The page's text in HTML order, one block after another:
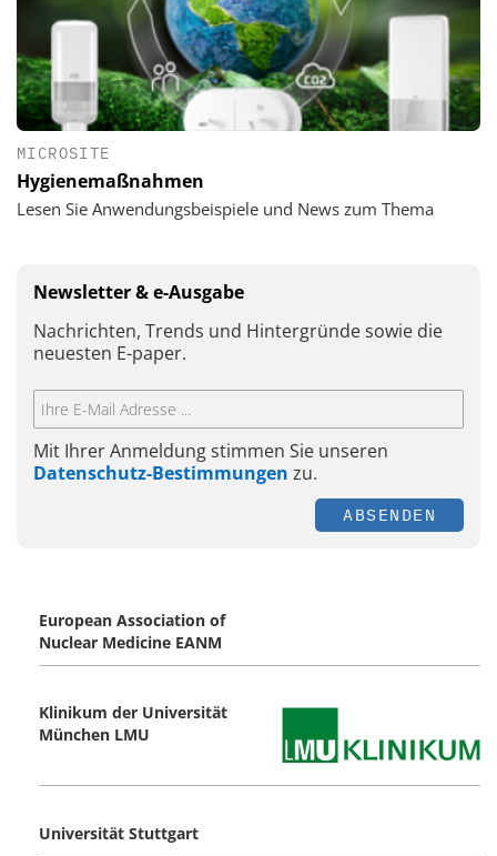
MICROSITE
Hygienemaßnahmen
Lesen Sie Anwendungsbeispiele und News zum Thema
Newsletter & e-Ausgabe
Nachrichten, Trends und Hintergründe sowie die
neuesten E-paper.
Mit Ihrer Anmeldung stimmen Sie unseren
Datenschutz-Bestimmungen zu.
ABSENDEN
European Association of
Nuclear Medicine EANM
Klinikum der Universität
München LMU
Universität Stuttgart